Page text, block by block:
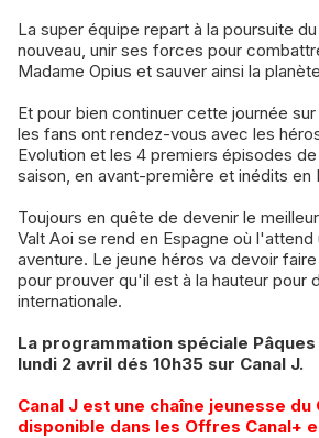
​La super équipe repart à la poursuite
nouveau, unir ses forces pour
Madame Opius et sauver ainsi la
​Et pour bien continuer cette journée sur
les fans ont rendez-vous avec les
Evolution et les 4 premiers épisodes
saison, en avant-première et inédits en
​Toujours en quête de devenir le
Valt Aoi se rend en Espagne où l'attend
aventure. Le jeune héros va devoir
pour prouver qu'il est à la hauteur pour
internationale.
La programmation spéciale
lundi 2 avril dés 10h35 sur Canal J.
​Canal J est une chaîne jeunesse
disponible dans les Offres Canal+